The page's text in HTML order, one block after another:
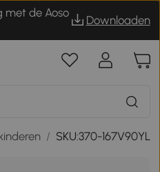
met de Aoso
Downloaden
/ SKU:370-167V90YL